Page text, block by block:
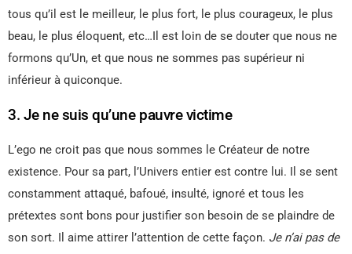
tous qu’il est le meilleur, le plus fort, le plus courageux, le plus
beau, le plus éloquent, etc…Il est loin de se douter que nous ne
formons qu’Un, et que nous ne sommes pas supérieur ni
inférieur à quiconque.
3. Je ne suis qu’une pauvre victime
L’ego ne croit pas que nous sommes le Créateur de notre
existence. Pour sa part, l’Univers entier est contre lui. Il se sent
constamment attaqué, bafoué, insulté, ignoré et tous les
prétextes sont bons pour justifier son besoin de se plaindre de
son sort. Il aime attirer l’attention de cette façon. Je n’ai pas de